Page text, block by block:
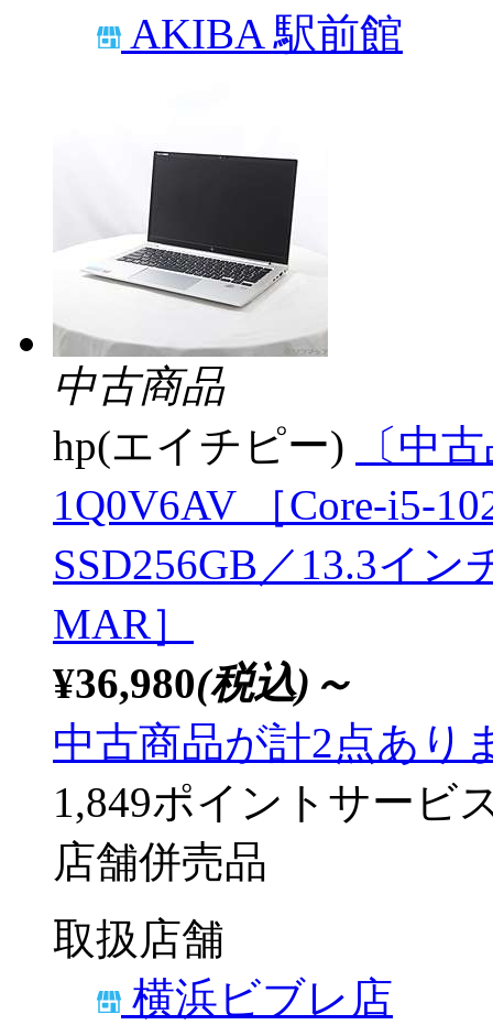
AKIBA 駅前館
中古商品
hp(エイチピー)
〔中
1Q0V6AV ［Core-i5-
SSD256GB／13.3イン
MAR］
¥36,980(税込)～
中古商品が計2点あり
1,849ポイントサービ
店舗併売品
取扱店舗
横浜ビブレ店